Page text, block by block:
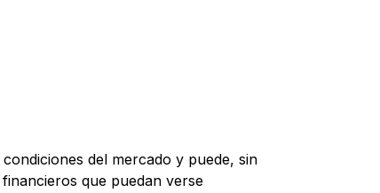
del mercado y puede, sin
que puedan verse